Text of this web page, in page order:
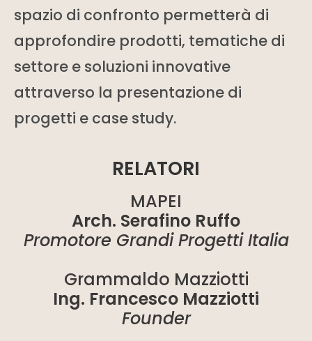
spazio di confronto permetterà di
approfondire prodotti, tematiche di
settore e soluzioni innovative
attraverso la presentazione di
progetti e case study.
RELATORI
MAPEI
Arch. Serafino Ruffo
Promotore Grandi Progetti Italia
Grammaldo Mazziotti
Ing. Francesco Mazziotti
Founder